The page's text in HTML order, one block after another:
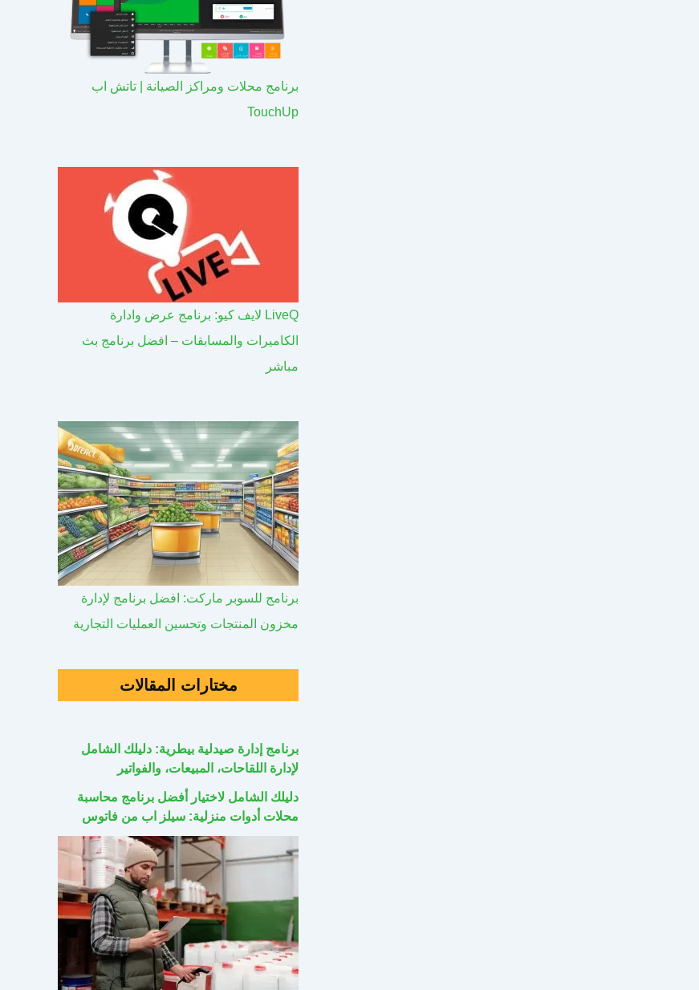
برنامج محلات ومراكز الصيانة | تاتش اب
TouchUp
LiveQ لايف كيو: برنامج عرض وادارة
الكاميرات والمسابقات – افضل برنامج بث
مباشر
برنامج للسوبر ماركت: افضل برنامج لإدارة
مخزون المنتجات وتحسين العمليات التجارية
مختارات المقالات
برنامج إدارة صيدلية بيطرية: دليلك الشامل
لإدارة اللقاحات، المبيعات، والفواتير
دليلك الشامل لاختيار أفضل برنامج محاسبة
محلات أدوات منزلية: سيلز اب من فاتوس